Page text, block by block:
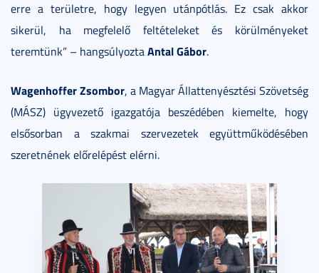
erre a területre, hogy legyen utánpótlás. Ez csak akkor
sikerül, ha megfelelő feltételeket és körülményeket
teremtünk” – hangsúlyoztaAntal Gábor.
Wagenhoffer Zsombor, a Magyar Állattenyésztési Szövetség
(MÁSZ) ügyvezető igazgatója beszédében kiemelte, hogy
elsősorban a szakmai szervezetek együttműködésében
szeretnének előrelépést elérni.